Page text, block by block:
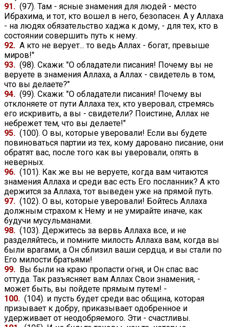
91. (97). Там - ясные знамения для людей - место
Ибрахима, и тот, кто вошел в него, безопасен. А у Аллаха
- на людях обязательство хаджа к дому, - для тех, кто в
состоянии совершить путь к нему.
92. А кто не верует... то ведь Аллах - богат, превыше
миров!"
93. (98). Скажи: "О обладатели писания! Почему вы не
веруете в знамения Аллаха, а Аллах - свидетель в том,
что вы делаете?"
94. (99). Скажи: "О обладатели писания! Почему вы
отклоняете от пути Аллаха тех, кто уверовал, стремясь
его искривить, а вы - свидетели? Поистине, Аллах не
небрежет тем, что вы делаете!"
95. (100). О вы, которые уверовали! Если вы будете
повиноваться партии из тех, кому даровано писание, они
обратят вас, после того как вы уверовали, опять в
неверных.
96. (101). Как же вы не веруете, когда вам читаются
знамения Аллаха и среди вас есть Его посланник? А кто
держится за Аллаха, тот выведен уже на прямой путь.
97. (102). О вы, которые уверовали! Бойтесь Аллаха
должным страхом к Нему и не умирайте иначе, как
будучи мусульманами.
98. (103). Держитесь за вервь Аллаха все, и не
разделяйтесь, и помните милость Аллаха вам, когда вы
были врагами, а Он сблизил ваши сердца, и вы стали по
Его милости братьями!
99. Вы были на краю пропасти огня, и Он спас вас
оттуда. Так разъясняет вам Аллах Свои знамения, -
может быть, вы пойдете прямым путем! -
100. (104). и пусть будет среди вас община, которая
призывает к добру, приказывает одобренное и
удерживает от неодобряемого. Эти - счастливы.